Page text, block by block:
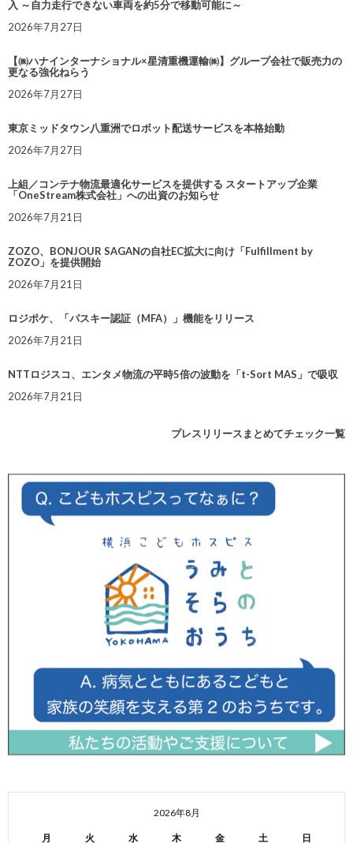
入 ～自力走行できない車両を約5分で移動可能に～
2026年7月27日
【㈱ハナインターナショナル×星清重機運輸㈱】グループ会社で販売力の
更なる強化ねらう
2026年7月27日
東京ミッドタウン八重洲でロボット配送サービスを本格始動
2026年7月27日
上組／コンテナ物流最適化サービスを提供する スタートアップ企業
「OneStream株式会社」への出資のお知らせ
2026年7月21日
ZOZO、BONJOUR SAGANの自社EC拡大に向け「Fulfillment by
ZOZO」を提供開始
2026年7月21日
ロジポケ、「パスキー認証（MFA）」機能をリリース
2026年7月21日
NTTロジスコ、エンタメ物流の平時5倍の波動を「t-Sort MAS」で吸収
2026年7月21日
プレスリリースまとめてチェック一覧
2026年8月
月 火 水 木 金 土 日